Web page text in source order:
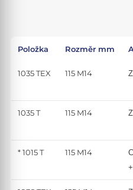
Položka Rozměr mm
1035 TEX 115 M14
1035 T 115 M14
* 1015 T 115 M14